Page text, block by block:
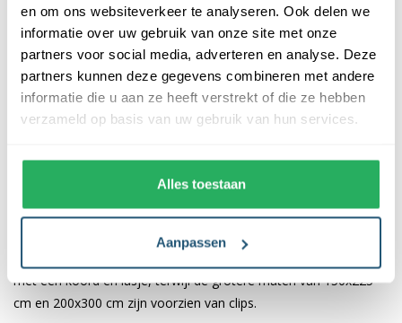
en om ons websiteverkeer te analyseren. Ook delen we
informatie over uw gebruik van onze site met onze
partners voor social media, adverteren en analyse. Deze
partners kunnen deze gegevens combineren met andere
informatie die u aan ze heeft verstrekt of die ze hebben
verzameld op basis van uw gebruik van hun services.
Alles toestaan
Aanpassen
De afwerking van onze vlaggen is van hoge kwaliteit. Ze zijn
voorzien van een sterke kopband en een dubbele stiknaad, wat
bijdraagt aan hun duurzaamheid en stevigheid. Wij bieden de
vlag vanArnemuidenaan in verschillende afmetingen, namelijk
40x60 cm, 70x100 cm, 100x150 cm, 150x225 cm en 200x300
Afhankelijk van de afmetingen die je kiest, worden de vlaggen
voorzien van verschillende bevestigingsmogelijkheden. De
met een koord en lusje, terwijl de grotere maten van 150x225
cm en 200x300 cm zijn voorzien van clips.